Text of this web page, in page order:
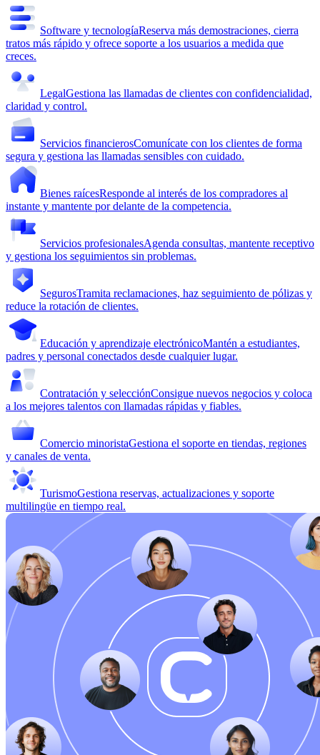
Software y tecnologíaReserva más demostraciones, cierra
tratos más rápido y ofrece soporte a los usuarios a medida que
creces.
LegalGestiona las llamadas de clientes con confidencialidad,
claridad y control.
Servicios financierosComunícate con los clientes de forma
segura y gestiona las llamadas sensibles con cuidado.
Bienes raícesResponde al interés de los compradores al
instante y mantente por delante de la competencia.
Servicios profesionalesAgenda consultas, mantente receptivo
y gestiona los seguimientos sin problemas.
SegurosTramita reclamaciones, haz seguimiento de pólizas y
reduce la rotación de clientes.
Educación y aprendizaje electrónicoMantén a estudiantes,
padres y personal conectados desde cualquier lugar.
Contratación y selecciónConsigue nuevos negocios y coloca
a los mejores talentos con llamadas rápidas y fiables.
Comercio minoristaGestiona el soporte en tiendas, regiones
y canales de venta.
TurismoGestiona reservas, actualizaciones y soporte
multilingüe en tiempo real.